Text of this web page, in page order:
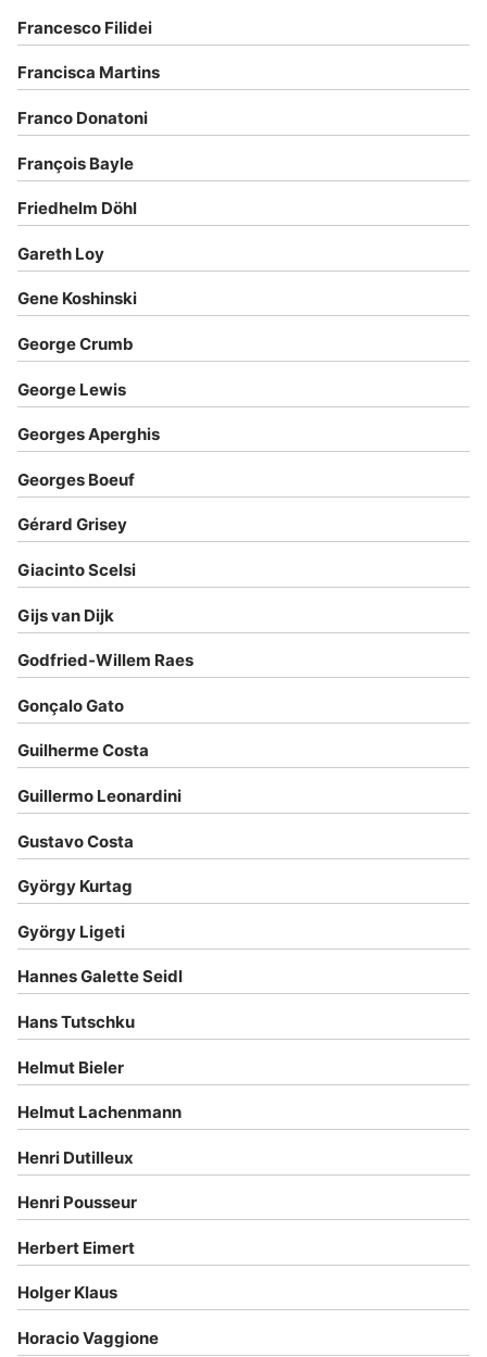
Francesco Filidei
Francisca Martins
Franco Donatoni
François Bayle
Friedhelm Döhl
Gareth Loy
Gene Koshinski
George Crumb
George Lewis
Georges Aperghis
Georges Boeuf
Gérard Grisey
Giacinto Scelsi
Gijs van Dijk
Godfried-Willem Raes
Gonçalo Gato
Guilherme Costa
Guillermo Leonardini
Gustavo Costa
György Kurtag
György Ligeti
Hannes Galette Seidl
Hans Tutschku
Helmut Bieler
Helmut Lachenmann
Henri Dutilleux
Henri Pousseur
Herbert Eimert
Holger Klaus
Horacio Vaggione